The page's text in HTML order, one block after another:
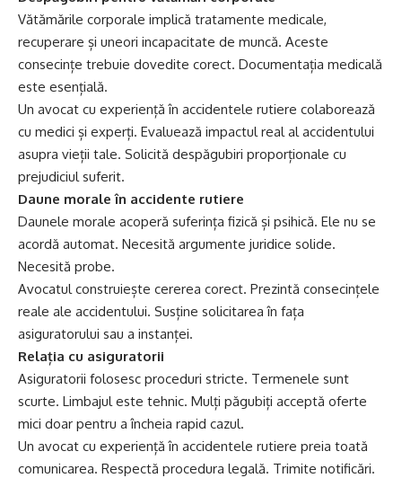
Vătămările corporale implică tratamente medicale,
recuperare și uneori incapacitate de muncă. Aceste
consecințe trebuie dovedite corect. Documentația medicală
este esențială.
Un avocat cu experiență în accidentele rutiere colaborează
cu medici și experți. Evaluează impactul real al accidentului
asupra vieții tale. Solicită despăgubiri proporționale cu
prejudiciul suferit.
Daune morale în accidente rutiere
Daunele morale acoperă suferința fizică și psihică. Ele nu se
acordă automat. Necesită argumente juridice solide.
Necesită probe.
Avocatul construiește cererea corect. Prezintă consecințele
reale ale accidentului. Susține solicitarea în fața
asiguratorului sau a instanței.
Relația cu asiguratorii
Asiguratorii folosesc proceduri stricte. Termenele sunt
scurte. Limbajul este tehnic. Mulți păgubiți acceptă oferte
mici doar pentru a încheia rapid cazul.
Un avocat cu experiență în accidentele rutiere preia toată
comunicarea. Respectă procedura legală. Trimite notificări.